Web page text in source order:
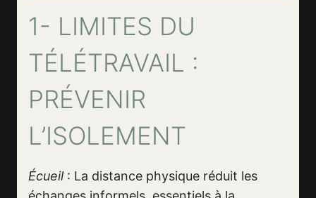
1- LIMITES DU
TÉLÉTRAVAIL :
PRÉVENIR
L’ISOLEMENT
Écueil : La distance physique réduit les